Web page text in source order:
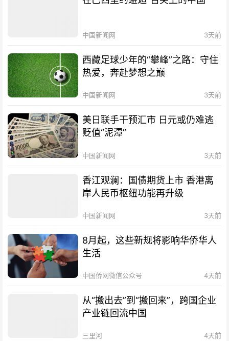
中国新闻网 3天前
西藏足球少年的“攀峰”之路：守住
热爱，奔赴梦想之巅
中国新闻网 3天前
美日联手干预汇市 日元或仍难逃
贬值“泥潭”
中国新闻网 3天前
香江观澜：国债期货上市 香港离
岸人民币枢纽功能再升级
中国新闻网 3天前
8月起，这些新规将影响华侨华人
生活
中国侨网微信公众号 4天前
从“搬出去”到“搬回来”，跨国企业
产业链回流中国
三里河 4天前